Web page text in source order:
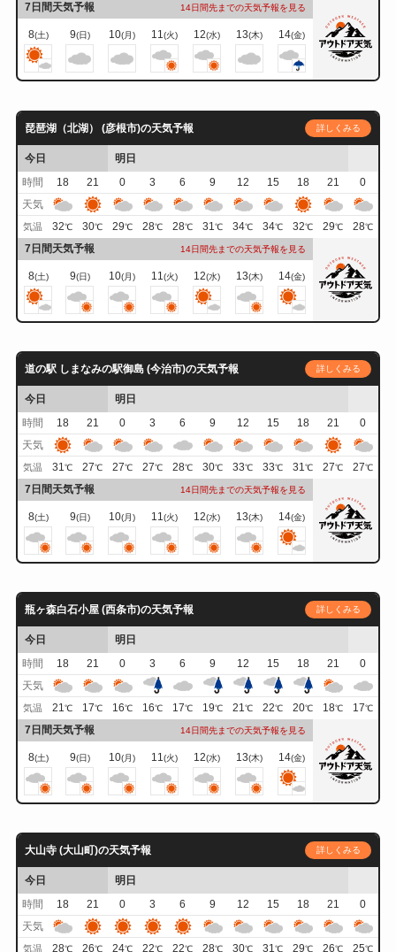
7日間天気予報 14日間先までの天気予報を見る
8(土) 9(日) 10(月) 11(火) 12(水) 13(木) 14(金)
琵琶湖（北湖） (彦根市)の天気予報 詳しくみる
今日
明日
時間
18 21 0 3 6 9 12 15 18 21
0
天気
気温 32℃ 30℃ 29℃ 28℃ 28℃ 31℃ 34℃ 34℃ 32℃ 29℃ 28℃
7日間天気予報 14日間先までの天気予報を見る
8(土) 9(日) 10(月) 11 (火) 12(水) 13(木) 14(金)
道の駅 しまなみの駅御島 (今治市)の天気予報 詳しくみる
今日
明日
時間
18 21 0 3 6 9 12 15 18 21
0
天気
気温 31℃ 27℃ 27℃ 27℃ 28℃ 30℃ 33℃ 33℃ 31℃ 27℃ 27℃
7日間天気予報 14日間先までの天気予報を見る
8(土) 9(日) 10(月) 11(火) 12(水) 13(木) 14(金)
瓶ヶ森白石小屋 (西条市)の天気予報 詳しくみる
今日
明日
時間
18 21 0 3 6 9 12 15 18 21
0
天気
気温 21℃ 17℃ 16℃ 16℃ 17℃ 19℃ 21℃ 22℃ 20℃ 18℃ 17℃
7日間天気予報 14日間先までの天気予報を見る
8(土) 9(日) 10(月) 11(火) 12(水) 13(木) 14(金)
大山寺 (大山町)の天気予報 詳しくみる
今日
明日
時間
18 21 0 3 6 9 12 15 18 21
0
天気
気温 28℃ 26℃ 24℃ 22℃ 22℃ 28℃ 30℃ 31℃ 29℃ 26℃ 25℃